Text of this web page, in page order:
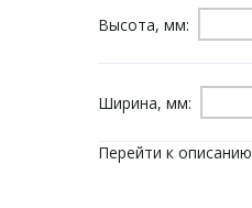
Высота, мм:
Ширина, мм:
Перейти к описанию